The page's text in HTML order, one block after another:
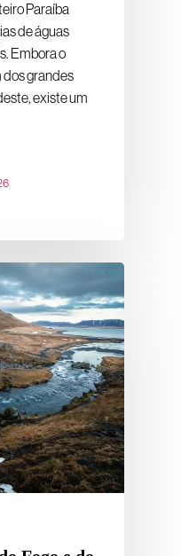
Paraíba
de águas
Embora o
dos grandes
existe um